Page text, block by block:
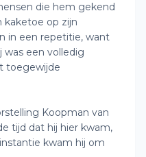
die hem gekend
kaketoe op zijn
in een repetitie, want
was een volledig
toegewijde
Koopman van
tijd dat hij hier kwam,
kwam hij om